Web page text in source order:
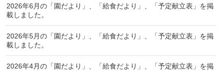
2026年6月の「園だより」、「給食だより」、「予定献立表」を掲
載しました。
2026年5月の「園だより」、「給食だより」、「予定献立表」を掲
載しました。
2026年4月の「園だより」、「給食だより」、「予定献立表」を掲